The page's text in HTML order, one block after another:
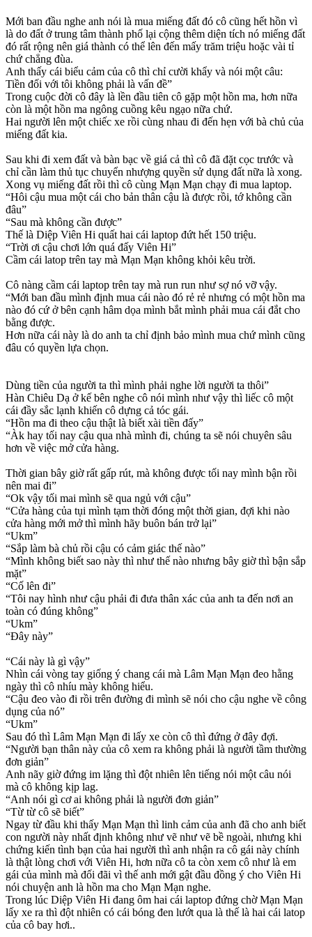
Mới ban đầu nghe anh nói là mua miếng đất đó cô cũng hết hồn vì
là do đất ở trung tâm thành phố lại cộng thêm diện tích nó miếng đất
đó rất rộng nên giá thành có thể lên đến mấy trăm triệu hoặc vài tỉ
chứ chẳng đùa.
Anh thấy cái biểu cảm của cô thì chỉ cười khẩy và nói một câu:
Tiền đối với tôi không phải là vấn đề”
Trong cuộc đời cô đây là lền đầu tiên cô gặp một hồn ma, hơn nữa
còn là một hồn ma ngông cuồng kêu ngạo nữa chứ.
Hai người lên một chiếc xe rồi cùng nhau đi đến hẹn với bà chủ của
miếng đất kia.
Sau khi đi xem đất và bàn bạc về giá cả thì cô đã đặt cọc trước và
chỉ cần làm thủ tục chuyển nhượng quyền sử dụng đất nữa là xong.
Xong vụ miếng đất rồi thì cô cùng Mạn Mạn chạy đi mua laptop.
“Hôi cậu mua một cái cho bản thân cậu là được rồi, tớ không cần
đâu”
“Sau mà không cần được”
Thế là Diệp Viên Hi quất hai cái laptop đứt hết 150 triệu.
“Trời ơi cậu chơi lớn quá đấy Viên Hi”
Cầm cái latop trên tay mà Mạn Mạn không khỏi kêu trời.
Cô nàng cầm cái laptop trên tay mà run run như sợ nó vỡ vậy.
“Mới ban đầu mình định mua cái nào đó rẻ rẻ nhưng có một hồn ma
nào đó cứ ở bên cạnh hâm dọa mình bắt mình phải mua cái đắt cho
bằng được.
Hơn nữa cái này là do anh ta chỉ định bảo mình mua chứ mình cũng
đâu có quyền lựa chọn.
Dùng tiền của người ta thì mình phải nghe lời người ta thôi”
Hàn Chiêu Dạ ở kế bên nghe cô nói mình như vậy thì liếc cô một
cái đầy sắc lạnh khiến cô dựng cả tóc gái.
“Hồn ma đi theo cậu thật là biết xài tiền đấy”
“Àk hay tối nay cậu qua nhà mình đi, chúng ta sẽ nói chuyên sâu
hơn về việc mở cửa hàng.
Thời gian bây giờ rất gấp rút, mà không được tối nay mình bận rồi
nên mai đi”
“Ok vậy tối mai mình sẽ qua ngủ với cậu”
“Cửa hàng của tụi mình tạm thời đóng một thời gian, đợi khi nào
cửa hàng mới mở thì mình hãy buôn bán trở lại”
“Ukm”
“Sắp làm bà chủ rồi cậu có cảm giác thế nào”
“Mình không biết sao này thì như thế nào nhưng bây giờ thì bận sắp
mặt”
“Cố lên đi”
“Tôi nay hình như cậu phải đi đưa thân xác của anh ta đến nơi an
toàn có đúng không”
“Ukm”
“Đây này”
“Cái này là gì vậy”
Nhìn cái vòng tay giống ý chang cái mà Lâm Mạn Mạn đeo hằng
ngày thì cô nhíu mày không hiểu.
“Cậu đeo vào đi rồi trên đường đi mình sẽ nói cho cậu nghe về công
dụng của nó”
“Ukm”
Sau đó thì Lâm Mạn Mạn đi lấy xe còn cô thì đứng ở đây đợi.
“Người bạn thân này của cô xem ra không phải là người tầm thường
đơn giản”
Anh nãy giờ đứng im lặng thì đột nhiên lên tiếng nói một câu nói
mà cô không kịp lag.
“Anh nói gì cơ ai không phải là người đơn giản”
“Từ từ cô sẽ biết”
Ngay từ đầu khi thấy Mạn Mạn thì linh cảm của anh đã cho anh biết
con người này nhất định không như vẽ như vẽ bề ngoài, nhưng khi
chứng kiến tình bạn của hai người thì anh nhận ra cô gái này chính
là thật lòng chơi với Viên Hi, hơn nữa cô ta còn xem cô như là em
gái của mình mà đối đãi vì thế anh mới gật đầu đồng ý cho Viên Hi
nói chuyện anh là hồn ma cho Mạn Mạn nghe.
Trong lúc Diệp Viên Hi đang ôm hai cái laptop đứng chờ Mạn Mạn
lấy xe ra thì đột nhiên có cái bóng đen lướt qua là thế là hai cái latop
của cô bay hơi..